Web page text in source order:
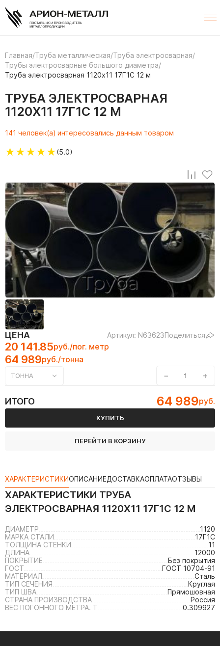
Главная/Труба металлическая/Труба электросварная/
Трубы электросварные большого диаметра/
Труба электросварная 1120х11 17Г1С 12 м
ТРУБА ЭЛЕКТРОСВАРНАЯ
1120Х11 17Г1С 12 М
141 человек(а) интересовались данным товаром
★★★★★(5.0)
ЦЕНА Артикул: N63623Поделиться
20 141.85руб./пог. метр
64 989руб./тонна
ТОННА − +
ИТОГО 64 989руб.
КУПИТЬ
ПЕРЕЙТИ В КОРЗИНУ
ХАРАКТЕРИСТИКИОПИСАНИЕДОСТАВКАОПЛАТАОТЗЫВЫ
ХАРАКТЕРИСТИКИ ТРУБА
ЭЛЕКТРОСВАРНАЯ 1120Х11 17Г1С 12 М
ДИАМЕТР
1120
МАРКА СТАЛИ
17Г1С
ТОЛЩИНА СТЕНКИ
11
ДЛИНА
12000
ПОКРЫТИЕ
Без покрытия
ГОСТ
ГОСТ 10704-91
МАТЕРИАЛ
Сталь
ТИП СЕЧЕНИЯ
Круглая
ТИП ШВА
Прямошовная
СТРАНА ПРОИЗВОДСТВА
Россия
ВЕС ПОГОННОГО МЕТРА. Т
0.309927